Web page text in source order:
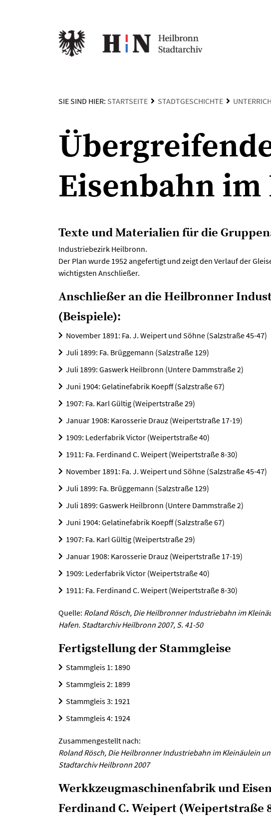
SIE SIND HIER: STARTSEITE STADTGESCHICHTE
Eisenbahn
Texte und Materialien für die
Industriebezirk Heilbronn.
Der Plan wurde 1952 angefertigt und zeigt den Verlauf der
wichtigsten Anschließer.
Anschließer an die Heilbronner
(Beispiele):
November 1891: Fa. J. Weipert und Söhne (Salzstraße 45-47)
Juli 1899: Fa. Brüggemann (Salzstraße 129)
Juli 1899: Gaswerk Heilbronn (Untere Dammstraße 2)
Juni 1904: Gelatinefabrik Koepff (Salzstraße 67)
1907: Fa. Karl Gültig (Weipertstraße 29)
Januar 1908: Karosserie Drauz (Weipertstraße 17-19)
1909: Lederfabrik Victor (Weipertstraße 40)
1911: Fa. Ferdinand C. Weipert (Weipertstraße 8-30)
November 1891: Fa. J. Weipert und Söhne (Salzstraße 45-47)
Juli 1899: Fa. Brüggemann (Salzstraße 129)
Juli 1899: Gaswerk Heilbronn (Untere Dammstraße 2)
Juni 1904: Gelatinefabrik Koepff (Salzstraße 67)
1907: Fa. Karl Gültig (Weipertstraße 29)
Januar 1908: Karosserie Drauz (Weipertstraße 17-19)
1909: Lederfabrik Victor (Weipertstraße 40)
1911: Fa. Ferdinand C. Weipert (Weipertstraße 8-30)
Quelle: Roland Rösch, Die Heilbronner Industriebahn im
Hafen. Stadtarchiv Heilbronn 2007, S. 41-50
Fertigstellung der Stammgleise
Stammgleis 1: 1890
Stammgleis 2: 1899
Stammgleis 3: 1921
Stammgleis 4: 1924
Zusammengestellt nach:
Roland Rösch, Die Heilbronner Industriebahn im Kleinäulein
Stadtarchiv Heilbronn 2007
Werkkzeugmaschinenfabrik und
Ferdinand C. Weipert (Weipertstraße